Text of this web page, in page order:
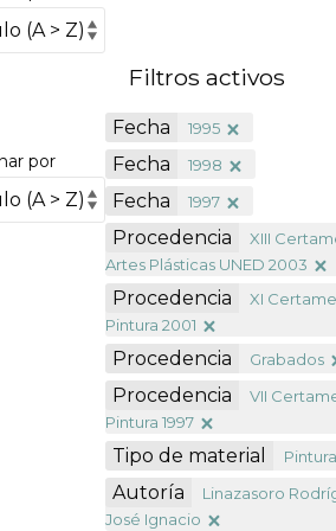
por
Filtros activos
Fecha 1995
Fecha 1998
Fecha 1997
Procedencia
XIII
Artes Plásticas UNED 2003
Procedencia
XI
Pintura 2001
Procedencia Grabados
Procedencia
VII
Pintura 1997
Tipo de material Pintura
Autoría
Linazasoro
José Ignacio